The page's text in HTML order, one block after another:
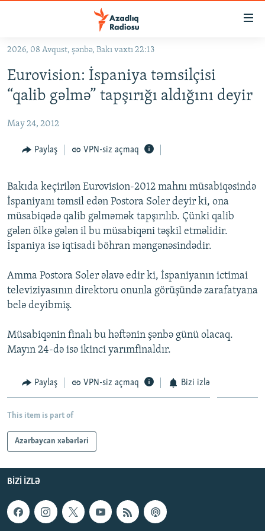
Əsas
qayıt
Əsas
naviqasiyaya
qayıt
KORRUPSIOMETR
#ƏSLINDƏ
FƏRQƏ BAX
ARAŞDIRMA
MULTIMEDIA
VIDEO
İNFOQRAFIKA
KARIKATURA
RADIO ARXIV
AZƏRBAYCAN ƏDƏBIYYATI KITABXANASI
İSLAM VƏ DEMOKRATIYA
HAQQIMIZDA
MISSIYAMIZ
PEŞƏ ETIKASI VƏ JURNALISTIKA STANDARTLARIMIZ
AZADLIQRADIOSU MOBIL TELEFONUNUZDA
XƏBƏR BÜLLETENLƏRIMIZ
BIZI IZLƏ
RFE/RL-in bütün saytları
2026, 08 Avqust, şənbə, Bakı vaxtı 22:13
Eurovision: İspaniya təmsilçisi
“qalib gəlmə” tapşırığı aldığını deyir
May 24, 2012
Paylaş VPN-siz açmaq
Bakıda keçirilən Eurovision-2012 mahnı müsabiqəsində
İspaniyanı təmsil edən Postora Soler deyir ki, ona
müsabiqədə qalib gəlməmək tapşırılıb. Çünki qalib
gələn ölkə gələn il bu müsabiqəni təşkil etməlidir.
İspaniya isə iqtisadi böhran məngənəsindədir.
Amma Postora Soler əlavə edir ki, İspaniyanın ictimai
televiziyasının direktoru onunla görüşündə zarafatyana
belə deyibmiş.
Müsabiqənin finalı bu həftənin şənbə günü olacaq.
Mayın 24-də isə ikinci yarımfinaldır.
Paylaş VPN-siz açmaq Bizi izlə
This item is part of
Azərbaycan xəbərləri
BIZI IZLƏ